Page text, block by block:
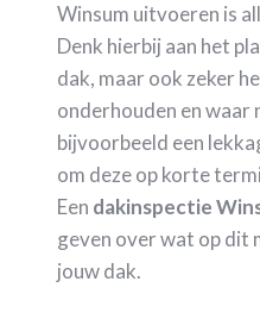
Winsum uitvoeren is
Denk hierbij aan het
dak, maar ook zeker
onderhouden en waar
bijvoorbeeld een
om deze op korte
Een dakinspectie
geven over wat op dit
jouw dak.